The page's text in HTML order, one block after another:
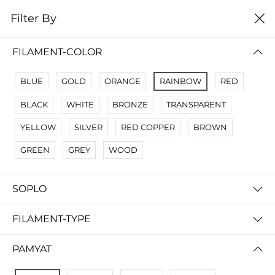
0
No Results
Not Found Filters1
Not Found Filters2
Filter By
FILAMENT-COLOR
BLUE GOLD ORANGE RAINBOW RED
BLACK WHITE BRONZE TRANSPARENT
YELLOW SILVER RED COPPER BROWN
GREEN GREY WOOD
SOPLO
FILAMENT-TYPE
PAMYAT